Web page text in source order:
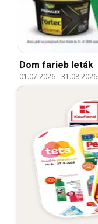
Dom farieb leták
01.07.2026-31.08.2026